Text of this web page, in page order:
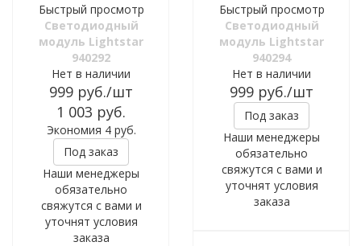
Быстрый просмотр
Светодиодный
модуль Lightstar
940292
Нет в наличии
999 руб./шт
1 003 руб.
Экономия 4руб.
Под заказ
Наши менеджеры
обязательно
свяжутся с вами и
уточнят условия
заказа
Быстрый просмотр
Светодиодный
модуль Lightstar
940294
Нет в наличии
999 руб./шт
Под заказ
Наши менеджеры
обязательно
свяжутся с вами и
уточнят условия
заказа